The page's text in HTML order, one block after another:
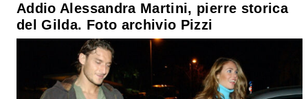
Addio Alessandra Martini, pierre storica
del Gilda. Foto archivio Pizzi